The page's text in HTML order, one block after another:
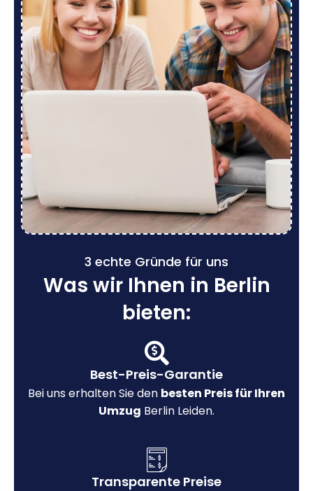
3 echte Gründe für uns
Was wir Ihnen in Berlin
bieten:
Best-Preis-Garantie
Bei uns erhalten Sie den besten Preis für Ihren
Umzug Berlin Leiden.
Transparente Preise